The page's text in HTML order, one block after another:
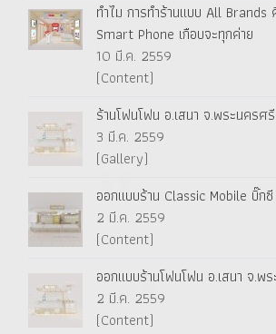
ทำไม การทำร้านแบบ All
Smart Phone เกือบจะทุกค่าย
10 มี.ค. 2559
(Content)
ร้านโฟนโฟน อ.เสนา จ.พระนครศ
3 มี.ค. 2559
(Gallery)
ออกแบบร้าน Classic Mobile บิ๊ก
2 มี.ค. 2559
(Content)
ออกแบบร้านโฟนโฟน อ.เสนา จ.พ
2 มี.ค. 2559
(Content)